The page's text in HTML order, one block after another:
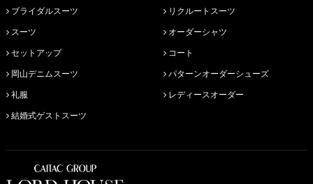
ブライダルスーツ
スーツ
セットアップ
岡山デニムスーツ
礼服
結婚式ゲストスーツ
リクルートスーツ
オーダーシャツ
コート
パターンオーダーシューズ
レディースオーダー